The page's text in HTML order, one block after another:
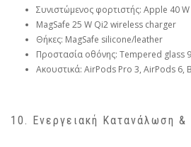
Συνιστώμενος φορτιστής: Apple 40
MagSafe 25 W Qi2 wireless charger
Θήκες: MagSafe silicone/leather
Προστασία οθόνης: Tempered glass
Ακουστικά: AirPods Pro 3, AirPods 6,
10. Ενεργειακή Κατανάλωση &